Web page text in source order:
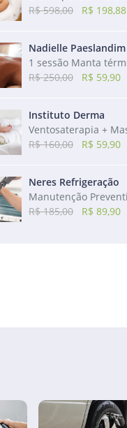
R$ 598,00
R$ 198,88
R$ 250,00
R$ 59,90
Instituto Derma
R$ 160,00
R$ 59,90
Neres Refrigeração
R$ 185,00
R$ 89,90